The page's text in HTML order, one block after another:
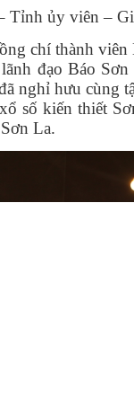
ủy viên –
chí thành
đạo Báo
nghỉ hưu cùng
số kiến thiết
La.